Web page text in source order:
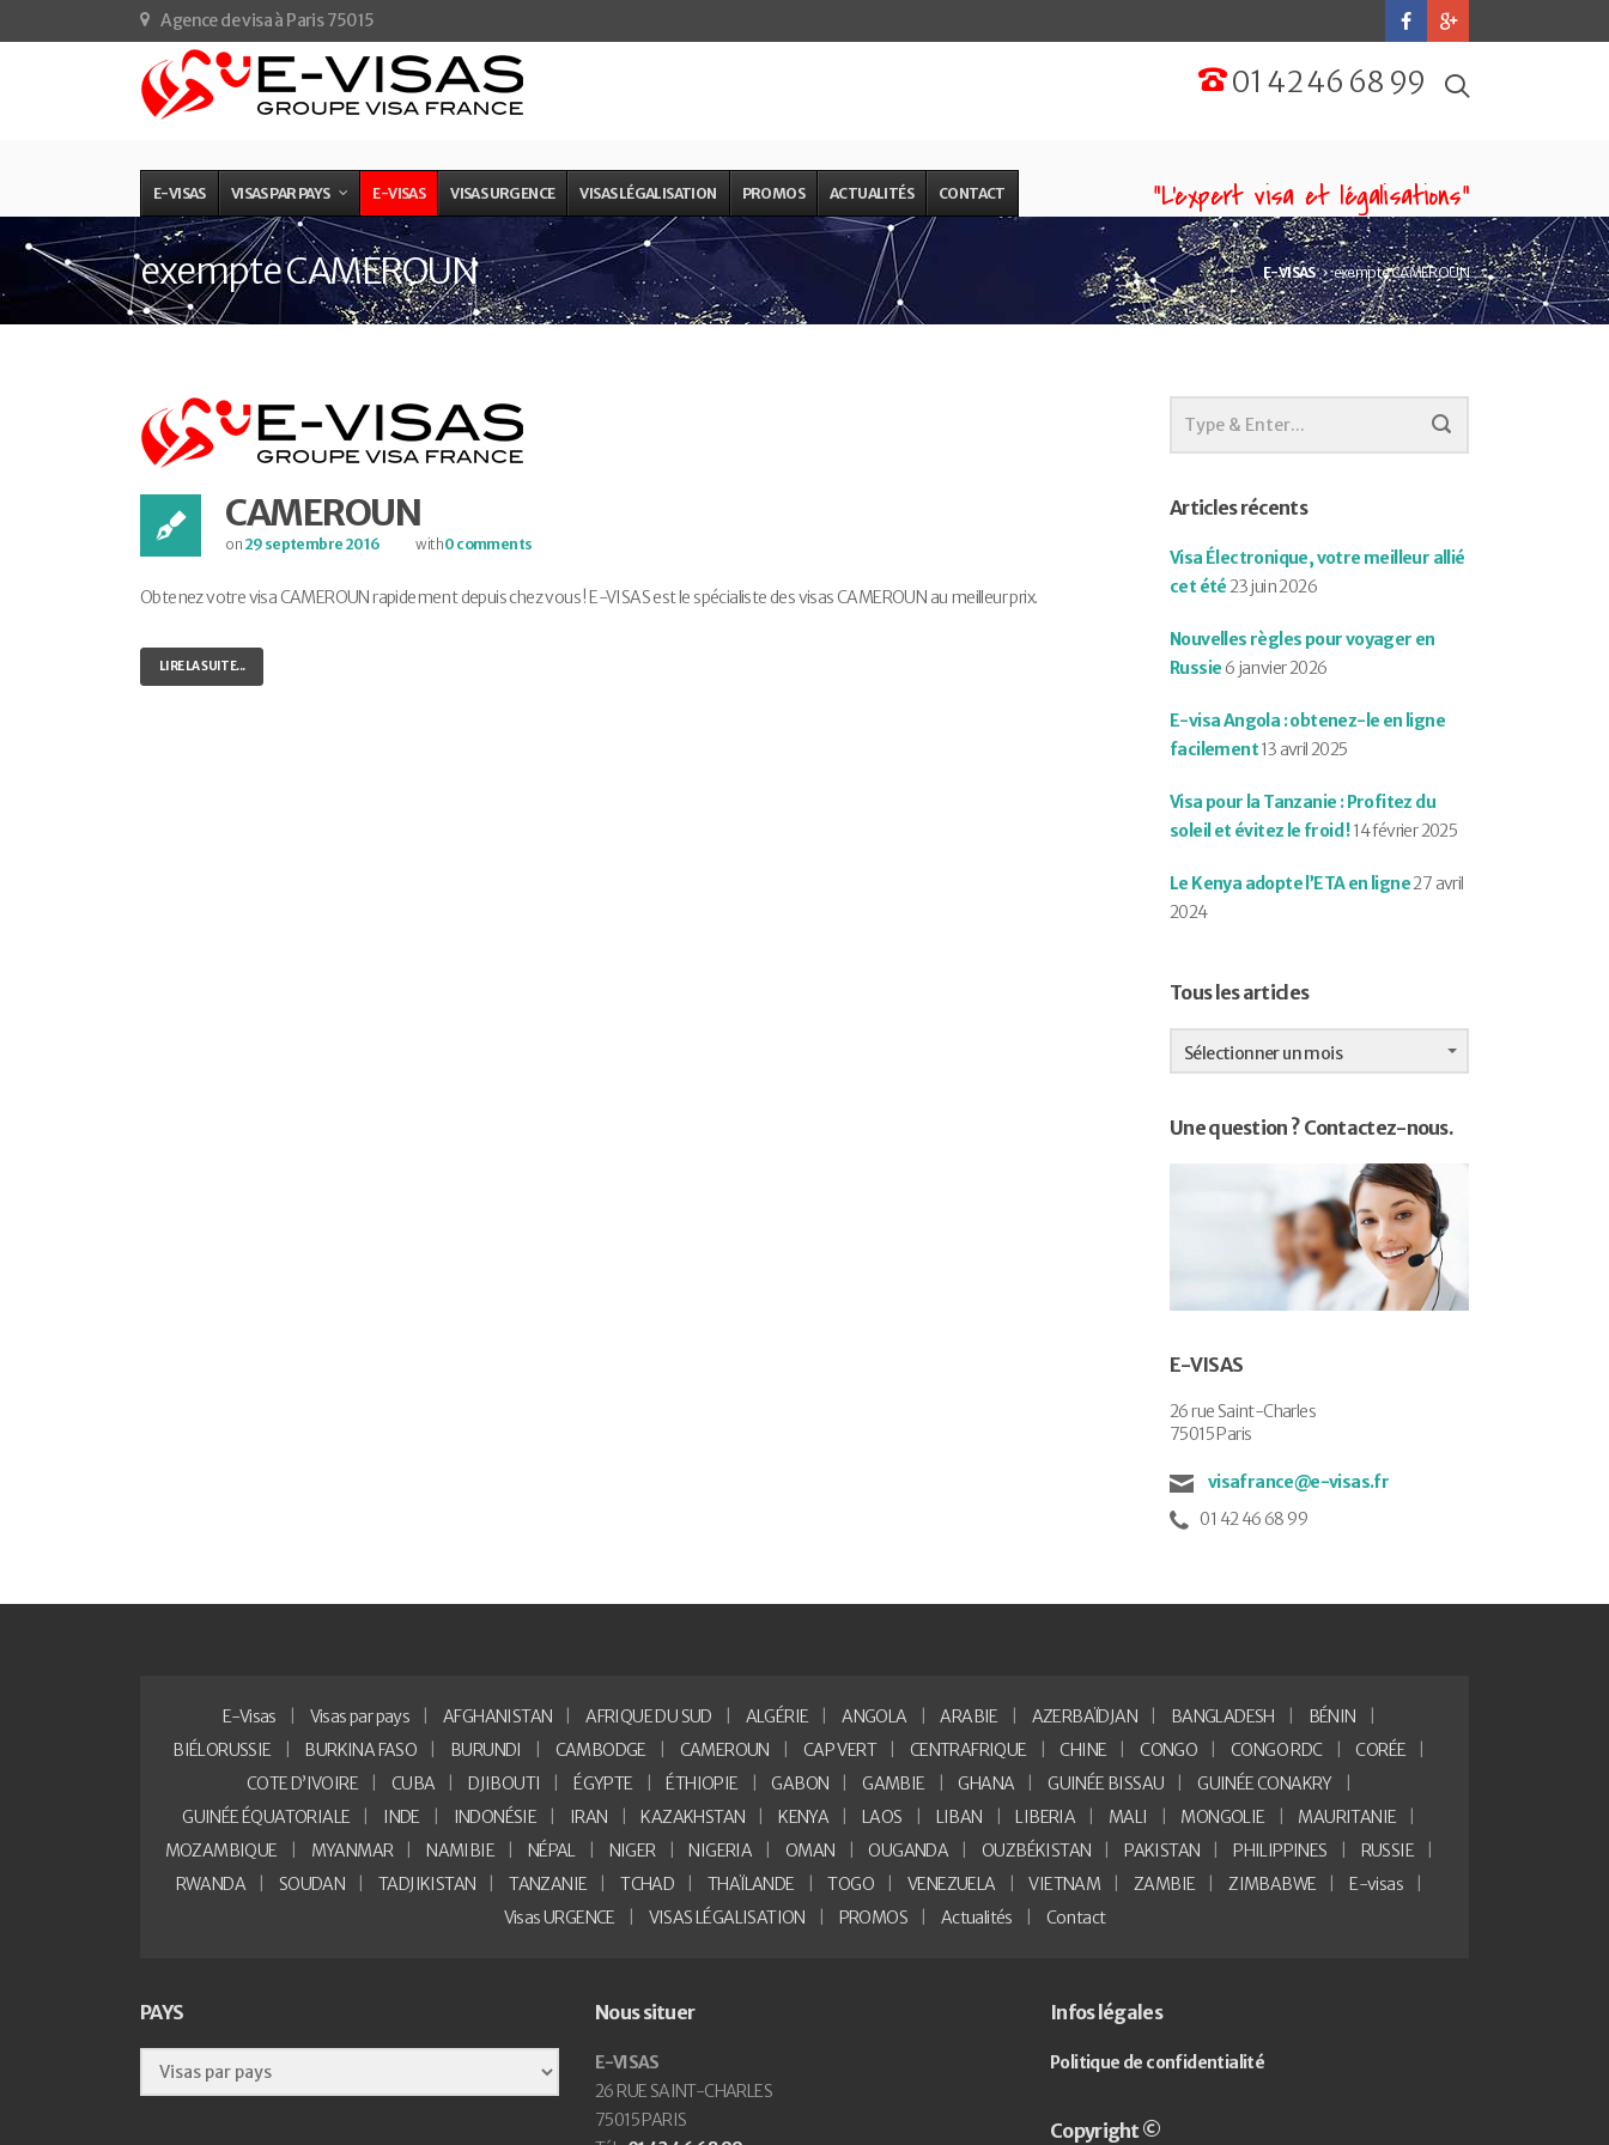
Agence de visa à Paris 75015
01 42 46 68 99
E-VISAS VISAS PAR PAYS E-VISAS VISAS URGENCE VISAS LÉGALISATION PROMOS ACTUALITÉS CONTACT “L'expert visa et légalisations”
exempte CAMEROUN E-VISAS exempte CAMEROUN
CAMEROUN
on 29 septembre 2016 with0 comments
Obtenez votre visa CAMEROUN rapidement depuis chez vous ! E-VISAS est le spécialiste des visas CAMEROUN au meilleur prix.
LIRE LA SUITE...
Articles récents
Visa Électronique, votre meilleur allié
cet été23 juin 2026
Nouvelles règles pour voyager en
Russie 6 janvier 2026
E-visa Angola : obtenez-le en ligne
facilement13 avril 2025
Visa pour la Tanzanie : Profitez du
soleil et évitez le froid !14 février 2025
Le Kenya adopte l’ETA en ligne27 avril
2024
Tous les articles
Tous
les
articles
Sélectionner un mois
Une question ? Contactez-nous.
E-VISAS
26 rue Saint-Charles
75015 Paris
visafrance@e-visas.fr
01 42 46 68 99
E-Visas Visas par pays AFGHANISTAN AFRIQUE DU SUD ALGÉRIE ANGOLA ARABIE AZERBAÏDJAN BANGLADESH
BÉNIN
BIÉLORUSSIE
BURKINA FASO BURUNDI CAMBODGE CAMEROUN CAP VERT CENTRAFRIQUE CHINE CONGO CONGO RDC
CORÉE
COTE D’IVOIRE
CUBA DJIBOUTI ÉGYPTE ÉTHIOPIE GABON GAMBIE GHANA GUINÉE BISSAU
GUINÉE CONAKRY
GUINÉE ÉQUATORIALE
INDE INDONÉSIE IRAN KAZAKHSTAN KENYA LAOS LIBAN LIBERIA MALI MONGOLIE
MAURITANIE
MOZAMBIQUE
MYANMAR NAMIBIE NÉPAL NIGER NIGERIA OMAN OUGANDA OUZBÉKISTAN PAKISTAN PHILIPPINES
RUSSIE
RWANDA
SOUDAN TADJIKISTAN TANZANIE TCHAD THAÏLANDE TOGO VENEZUELA VIETNAM ZAMBIE ZIMBABWE
E-visas
Visas URGENCE
VISAS LÉGALISATION PROMOS Actualités Contact
PAYS Nous situer
E-VISAS
26 RUE SAINT-CHARLES
75015 PARIS
Infos légales
Politique de confidentialité
Copyright ©